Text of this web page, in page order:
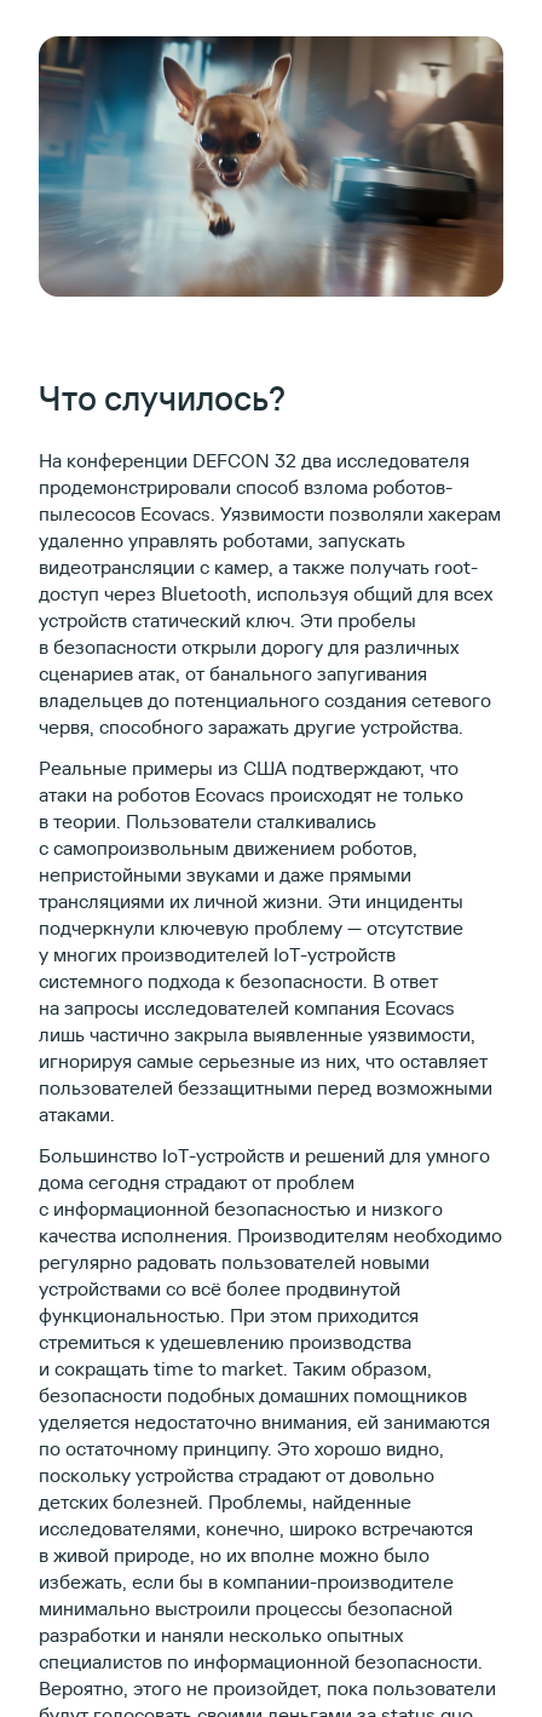
Что случилось?
На конференции DEFCON 32 два исследователя
продемонстрировали способ взлома роботов-
пылесосов Ecovacs. Уязвимости позволяли хакерам
удаленно управлять роботами, запускать
видеотрансляции с камер, а также получать root-
доступ через Bluetooth, используя общий для всех
устройств статический ключ. Эти пробелы
в безопасности открыли дорогу для различных
сценариев атак, от банального запугивания
владельцев до потенциального создания сетевого
червя, способного заражать другие устройства.
Реальные примеры из США подтверждают, что
атаки на роботов Ecovacs происходят не только
в теории. Пользователи сталкивались
с самопроизвольным движением роботов,
непристойными звуками и даже прямыми
трансляциями их личной жизни. Эти инциденты
подчеркнули ключевую проблему — отсутствие
у многих производителей IoT-устройств
системного подхода к безопасности. В ответ
на запросы исследователей компания Ecovacs
лишь частично закрыла выявленные уязвимости,
игнорируя самые серьезные из них, что оставляет
пользователей беззащитными перед возможными
атаками.
Большинство IoT-устройств и решений для умного
дома сегодня страдают от проблем
с информационной безопасностью и низкого
качества исполнения. Производителям необходимо
регулярно радовать пользователей новыми
устройствами со всё более продвинутой
функциональностью. При этом приходится
стремиться к удешевлению производства
и сокращать time to market. Таким образом,
безопасности подобных домашних помощников
уделяется недостаточно внимания, ей занимаются
по остаточному принципу. Это хорошо видно,
поскольку устройства страдают от довольно
детских болезней. Проблемы, найденные
исследователями, конечно, широко встречаются
в живой природе, но их вполне можно было
избежать, если бы в компании-производителе
минимально выстроили процессы безопасной
разработки и наняли несколько опытных
специалистов по информационной безопасности.
Вероятно, этого не произойдет, пока пользователи